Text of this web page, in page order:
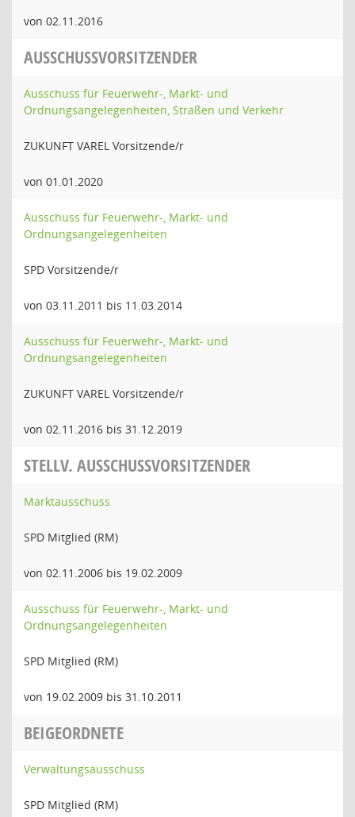
von 02.11.2016
AUSSCHUSSVORSITZENDER
Ausschuss für Feuerwehr-, Markt- und
Ordnungsangelegenheiten, Straßen und Verkehr
ZUKUNFT VAREL Vorsitzende/r
von 01.01.2020
Ausschuss für Feuerwehr-, Markt- und
Ordnungsangelegenheiten
SPD Vorsitzende/r
von 03.11.2011 bis 11.03.2014
Ausschuss für Feuerwehr-, Markt- und
Ordnungsangelegenheiten
ZUKUNFT VAREL Vorsitzende/r
von 02.11.2016 bis 31.12.2019
STELLV. AUSSCHUSSVORSITZENDER
Marktausschuss
SPD Mitglied (RM)
von 02.11.2006 bis 19.02.2009
Ausschuss für Feuerwehr-, Markt- und
Ordnungsangelegenheiten
SPD Mitglied (RM)
von 19.02.2009 bis 31.10.2011
BEIGEORDNETE
Verwaltungsausschuss
SPD Mitglied (RM)